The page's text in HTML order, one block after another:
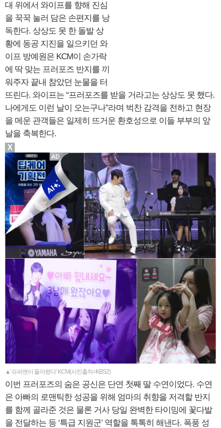
대 위에서 와이프를 향해 진심
을 꾹꾹 눌러 담은 손편지를 낭
독한다. 상상도 못 한 돌발 상
황에 동공 지진을 일으키던 와
이프 방예원은 KCM이 손가락
에 딱 맞는 프러포즈 반지를 끼
워주자 끝내 참았던 눈물을 터
뜨린다. 와이프는 “프러포즈를 받을 거라고는 상상도 못 했다.
나에게도 이런 날이 오는구나”라며 벅찬 감격을 전하고 현장
을 메운 관객들은 일제히 뜨거운 환호성으로 이들 부부의 앞
날을 축복한다.
▲‘슈퍼맨이 돌아왔다’ KCM(사진출처=KBS2)
이번 프러포즈의 숨은 공신은 단연 첫째 딸 수연이었다. 수연
은 아빠의 로맨틱한 성공을 위해 엄마의 취향을 저격할 반지
를 함께 골라준 것은 물론 거사 당일 완벽한 타이밍에 꽃다발
을 전달하는 등 ‘특급 지원군’ 역할을 톡톡히 해낸다. 폭풍 성
X